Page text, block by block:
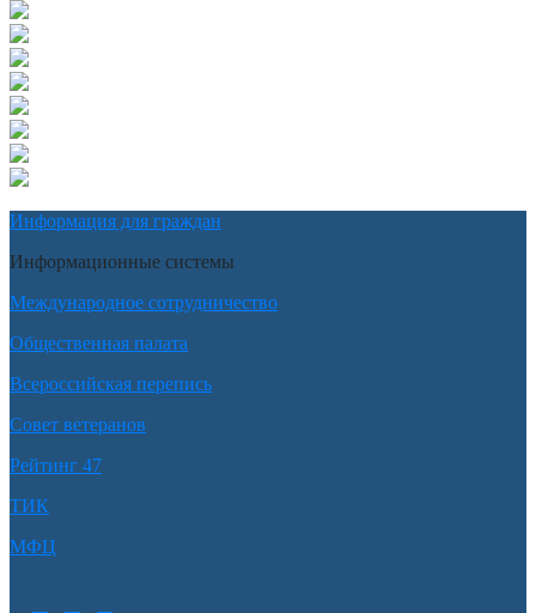
Информация для граждан
Информационные системы
Международное сотрудничество
Общественная палата
Всероссийская перепись
Совет ветеранов
Рейтинг 47
ТИК
МФЦ